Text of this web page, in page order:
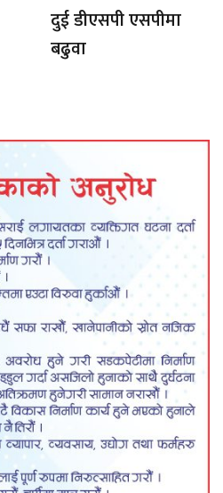
दुई डीएसपी एसपीमा
बढुवा